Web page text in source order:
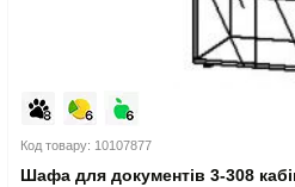
Код товару: 10107877
Шафа для документів 3-308